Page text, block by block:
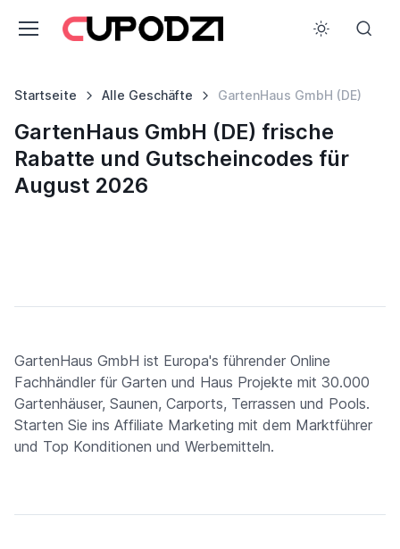
Startseite Alle Geschäfte GartenHaus GmbH (DE)
GartenHaus GmbH (DE) frische
Rabatte und Gutscheincodes für
August 2026
GartenHaus GmbH ist Europa's führender Online
Fachhändler für Garten und Haus Projekte mit 30.000
Gartenhäuser, Saunen, Carports, Terrassen und Pools.
Starten Sie ins Affiliate Marketing mit dem Marktführer
und Top Konditionen und Werbemitteln.